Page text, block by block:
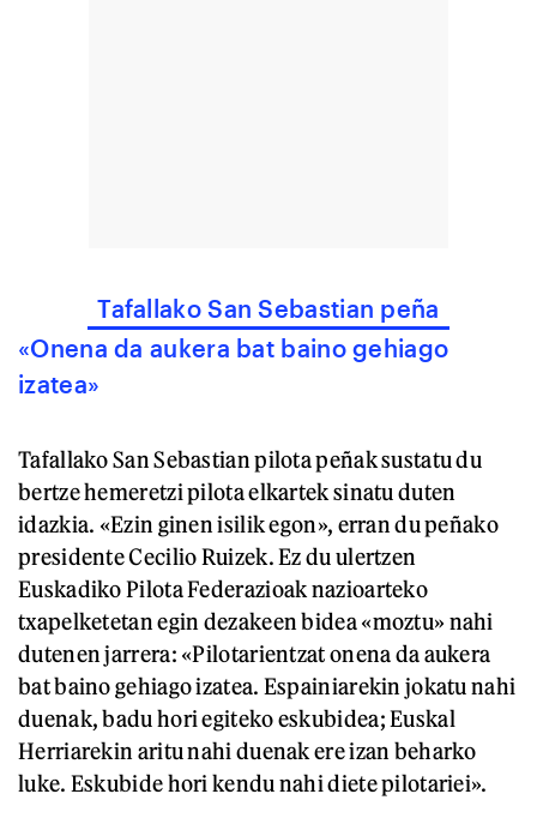
Tafallako San Sebastian peña
«Onena da aukera bat baino gehiago
izatea»
Tafallako San Sebastian pilota peñak sustatu du
bertze hemeretzi pilota elkartek sinatu duten
idazkia. «Ezin ginen isilik egon», erran du peñako
presidente Cecilio Ruizek. Ez du ulertzen
Euskadiko Pilota Federazioak nazioarteko
txapelketetan egin dezakeen bidea «moztu» nahi
dutenen jarrera: «Pilotarientzat onena da aukera
bat baino gehiago izatea. Espainiarekin jokatu nahi
duenak, badu hori egiteko eskubidea; Euskal
Herriarekin aritu nahi duenak ere izan beharko
luke. Eskubide hori kendu nahi diete pilotariei».